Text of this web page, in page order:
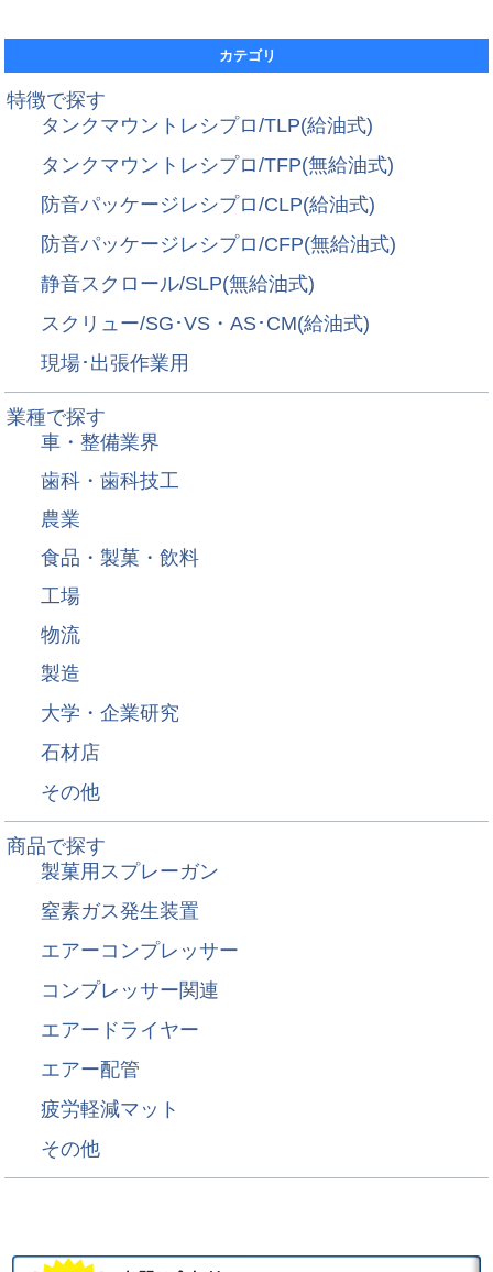
カテゴリ
特徴で探す
タンクマウントレシプロ/TLP(給油式)
タンクマウントレシプロ/TFP(無給油式)
防音パッケージレシプロ/CLP(給油式)
防音パッケージレシプロ/CFP(無給油式)
静音スクロール/SLP(無給油式)
スクリュー/SG･VS・AS･CM(給油式)
現場･出張作業用
業種で探す
車・整備業界
歯科・歯科技工
農業
食品・製菓・飲料
工場
物流
製造
大学・企業研究
石材店
その他
商品で探す
製菓用スプレーガン
窒素ガス発生装置
エアーコンプレッサー
コンプレッサー関連
エアードライヤー
エアー配管
疲労軽減マット
その他